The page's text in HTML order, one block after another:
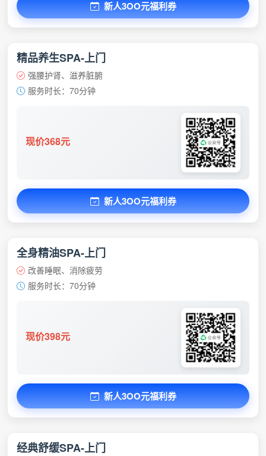
新人3OO元福利券
精品养生SPA-上门
强腰护肾、滋养脏腑
服务时长：70分钟
现价368元
新人3OO元福利券
全身精油SPA-上门
改善睡眠、消除疲劳
服务时长：70分钟
现价398元
新人3OO元福利券
经典舒缓SPA-上门